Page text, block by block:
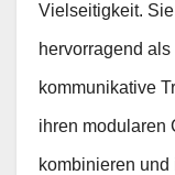
Vielseitigkeit.
hervorragend
kommunikative
ihren modularen
kombinieren